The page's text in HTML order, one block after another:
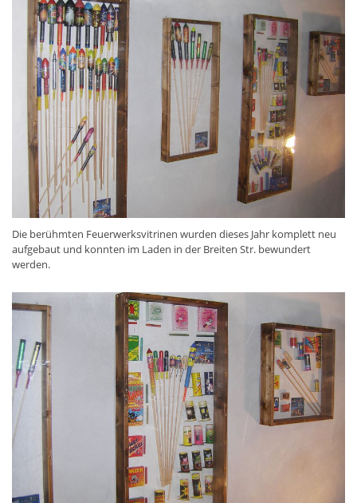
Die berühmten Feuerwerksvitrinen wurden dieses Jahr komplett neu
aufgebaut und konnten im Laden in der Breiten Str. bewundert
werden.